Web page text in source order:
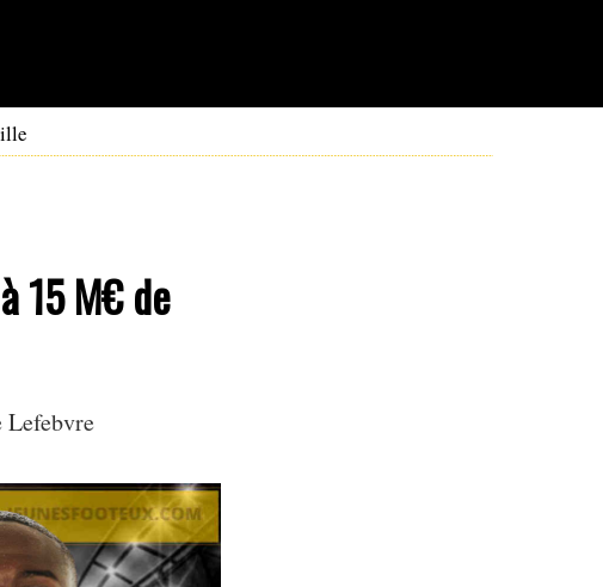
15 M€ de
Lefebvre